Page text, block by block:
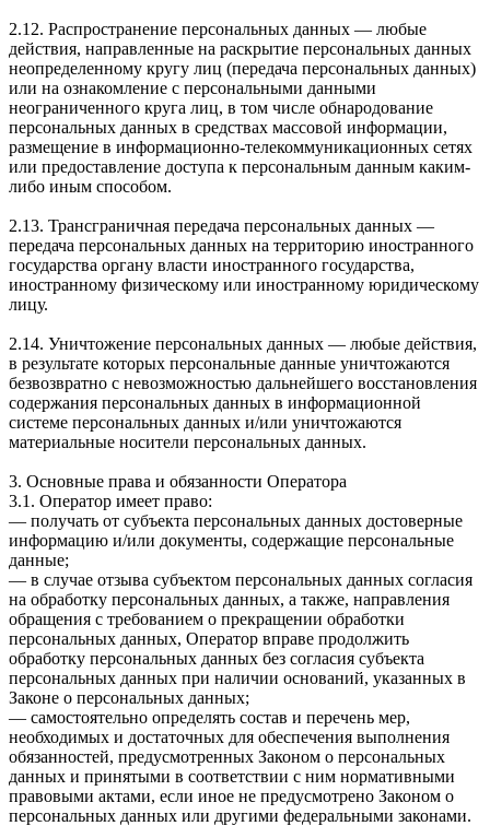
2.12. Распространение персональных данных — любые
действия, направленные на раскрытие персональных данных
неопределенному кругу лиц (передача персональных данных)
или на ознакомление с персональными данными
неограниченного круга лиц, в том числе обнародование
персональных данных в средствах массовой информации,
размещение в информационно-телекоммуникационных сетях
или предоставление доступа к персональным данным каким-
либо иным способом.
2.13. Трансграничная передача персональных данных —
передача персональных данных на территорию иностранного
государства органу власти иностранного государства,
иностранному физическому или иностранному юридическому
лицу.
2.14. Уничтожение персональных данных — любые действия,
в результате которых персональные данные уничтожаются
безвозвратно с невозможностью дальнейшего восстановления
содержания персональных данных в информационной
системе персональных данных и/или уничтожаются
материальные носители персональных данных.
3. Основные права и обязанности Оператора
3.1. Оператор имеет право:
— получать от субъекта персональных данных достоверные
информацию и/или документы, содержащие персональные
данные;
— в случае отзыва субъектом персональных данных согласия
на обработку персональных данных, а также, направления
обращения с требованием о прекращении обработки
персональных данных, Оператор вправе продолжить
обработку персональных данных без согласия субъекта
персональных данных при наличии оснований, указанных в
Законе о персональных данных;
— самостоятельно определять состав и перечень мер,
необходимых и достаточных для обеспечения выполнения
обязанностей, предусмотренных Законом о персональных
данных и принятыми в соответствии с ним нормативными
правовыми актами, если иное не предусмотрено Законом о
персональных данных или другими федеральными законами.